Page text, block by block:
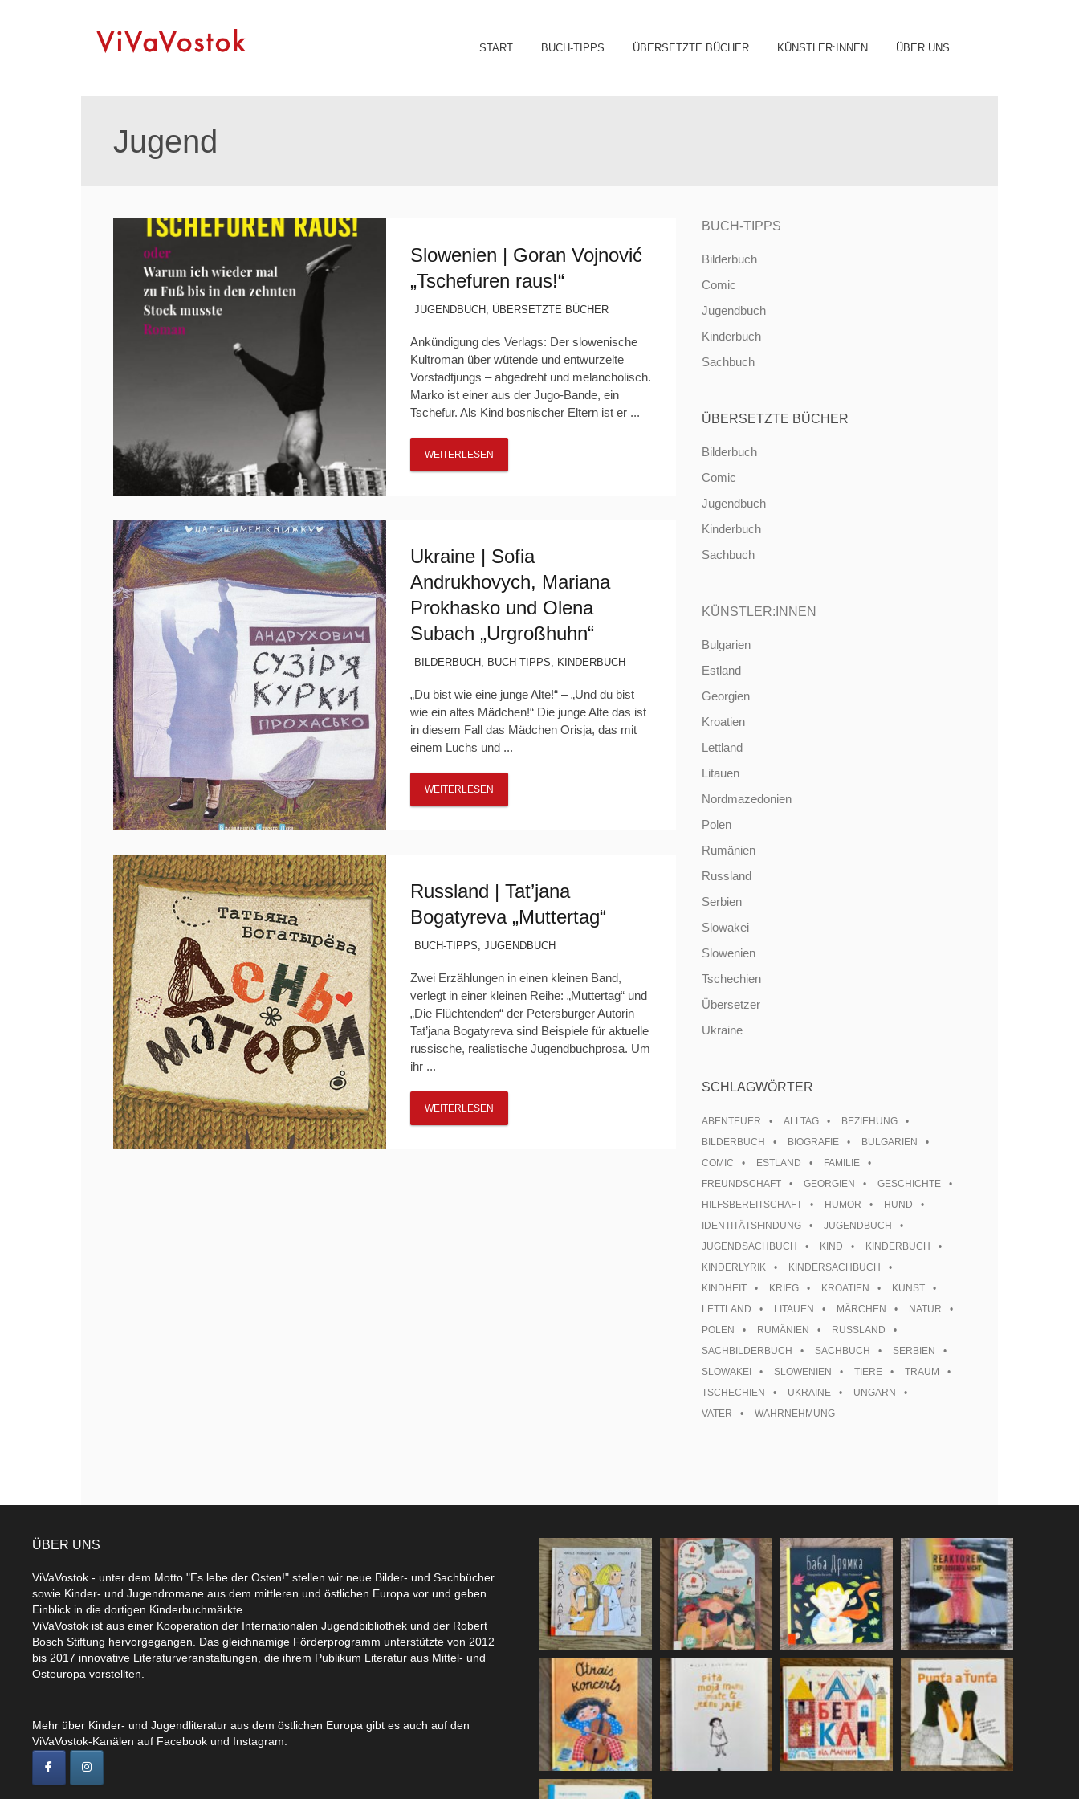
Skip
START BUCH-TIPPS ÜBERSETZTE BÜCHER KÜNSTLER:INNEN ÜBER UNS
Jugend
Slowenien | Goran Vojnović
„Tschefuren raus!“
JUGENDBUCH , ÜBERSETZTE BÜCHER
Ankündigung des Verlags: Der slowenische
Kultroman über wütende und entwurzelte
Vorstadtjungs – abgedreht und melancholisch.
Marko ist einer aus der Jugo-Bande, ein
Tschefur. Als Kind bosnischer Eltern ist er ...
WEITERLESEN
Ukraine | Sofia
Andrukhovych, Mariana
Prokhasko und Olena
Subach „Urgroßhuhn“
BILDERBUCH , BUCH-TIPPS, KINDERBUCH
„Du bist wie eine junge Alte!“ – „Und du bist
wie ein altes Mädchen!“ Die junge Alte das ist
in diesem Fall das Mädchen Orisja, das mit
einem Luchs und ...
WEITERLESEN
Russland | Tat’jana
Bogatyreva „Muttertag“
BUCH-TIPPS, JUGENDBUCH
Zwei Erzählungen in einen kleinen Band,
verlegt in einer kleinen Reihe: „Muttertag“ und
„Die Flüchtenden“ der Petersburger Autorin
Tat’jana Bogatyreva sind Beispiele für aktuelle
russische, realistische Jugendbuchprosa. Um
ihr ...
WEITERLESEN
BUCH-TIPPS
Bilderbuch
Comic
Jugendbuch
Kinderbuch
Sachbuch
ÜBERSETZTE BÜCHER
Bilderbuch
Comic
Jugendbuch
Kinderbuch
Sachbuch
KÜNSTLER:INNEN
Bulgarien
Estland
Georgien
Kroatien
Lettland
Litauen
Nordmazedonien
Polen
Rumänien
Russland
Serbien
Slowakei
Slowenien
Tschechien
Übersetzer
Ukraine
SCHLAGWÖRTER
ABENTEUER ALLTAG
BEZIEHUNG
BILDERBUCH
BIOGRAFIE
BULGARIEN
COMIC
ESTLAND
FAMILIE
FREUNDSCHAFT
GEORGIEN
GESCHICHTE
HILFSBEREITSCHAFT
HUMOR
HUND
IDENTITÄTSFINDUNG
JUGENDBUCH
JUGENDSACHBUCH
KIND
KINDERBUCH
KINDERLYRIK
KINDERSACHBUCH
KINDHEIT
KRIEG KROATIEN
KUNST
LETTLAND
LITAUEN MÄRCHEN
NATUR
POLEN
RUMÄNIEN
RUSSLAND
SACHBILDERBUCH
SACHBUCH
SERBIEN
SLOWAKEI
SLOWENIEN TIERE
TRAUM
TSCHECHIEN
UKRAINE
UNGARN
VATER
WAHRNEHMUNG
ÜBER UNS
ViVaVostok - unter dem Motto "Es lebe der Osten!" stellen wir neue Bilder- und Sachbücher
sowie Kinder- und Jugendromane aus dem mittleren und östlichen Europa vor und geben
Einblick in die dortigen Kinderbuchmärkte.
ViVaVostok ist aus einer Kooperation der Internationalen Jugendbibliothek und der Robert
Bosch Stiftung hervorgegangen. Das gleichnamige Förderprogramm unterstützte von 2012
bis 2017 innovative Literaturveranstaltungen, die ihrem Publikum Literatur aus Mittel- und
Osteuropa vorstellten.
Mehr über Kinder- und Jugendliteratur aus dem östlichen Europa gibt es auch auf den
ViVaVostok-Kanälen auf Facebook und Instagram.